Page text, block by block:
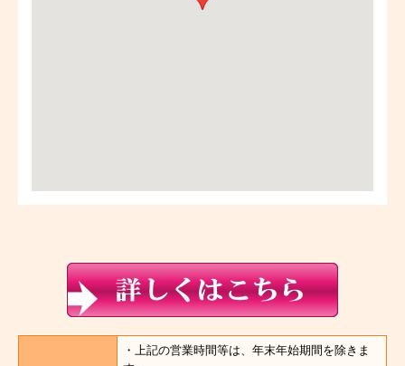
・上記の営業時間等は、年末年始期間を除きま